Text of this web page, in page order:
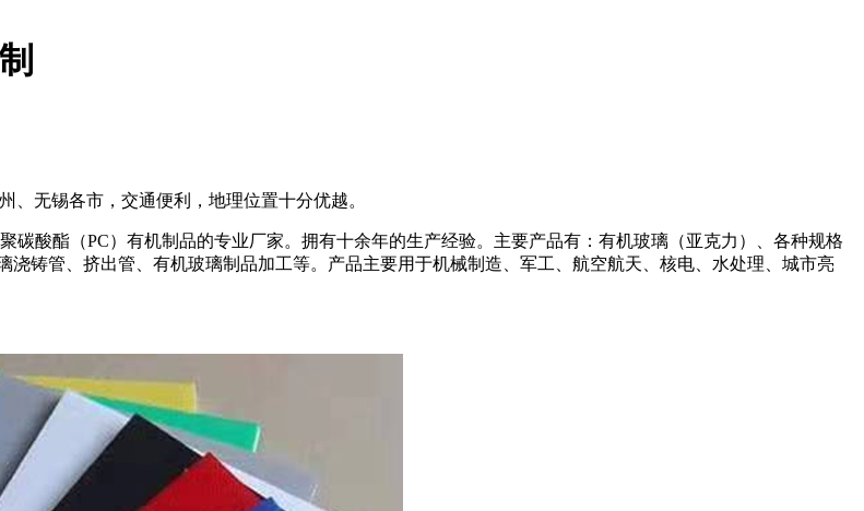
无锡各市，交通便利，地理位置十分优越。
酸酯（PC）有机制品的专业厂家。拥有十余年的生产经验。主要产品有：有机玻璃（亚克力）、各种规格
铸管、挤出管、有机玻璃制品加工等。产品主要用于机械制造、军工、航空航天、核电、水处理、城市亮